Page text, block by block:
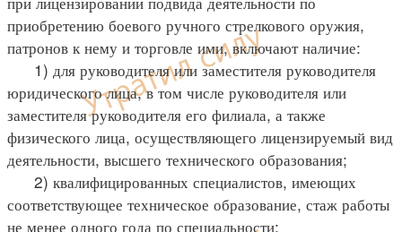
приобретению боевого ручного стрелкового оружия,
патронов к нему и торговле ими, включают наличие:
1) для руководителя или заместителя руководителя
юридического лица, в том числе руководителя или
заместителя руководителя его филиала, а также
физического лица, осуществляющего лицензируемый вид
деятельности, высшего технического образования;
2) квалифицированных специалистов, имеющих
соответствующее техническое образование, стаж работы
не менее одного года по специальности;